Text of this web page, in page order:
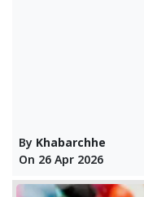
By Khabarchhe
On 26 Apr 2026